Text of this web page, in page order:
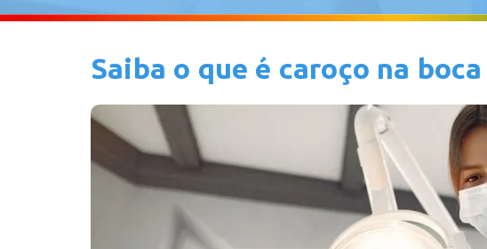
Saiba o que é caroço na